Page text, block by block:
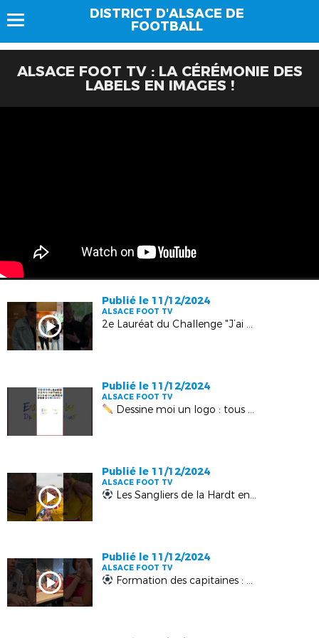
DISTRICT D'ALSACE DE
FOOTBALL
ALSACE FOOT TV : LA CÉRÉMONIE DES
LABELS EN IMAGES !
Publié le 11/12/2024
ALSACE FOOT TV
2e Lauréat du Challenge "J’ai Rêvé le Foot" dans la catégorie Ouverture
Publié le 11/12/2024
ALSACE FOOT TV
Dessine moi un logo : tous unis pour les droits de l'enfant !
Publié le 11/12/2024
ALSACE FOOT TV
Les Sangliers de la Hardt entre passé et avenir !
Publié le 11/12/2024
ALSACE FOOT TV
Formation des capitaines : Retour en vidéo sur les sessions à Illzach et Entzheim !